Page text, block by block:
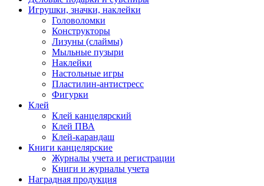
Игрушки, значки, наклейки
Головоломки
Конструкторы
Лизуны (слаймы)
Мыльные пузыри
Наклейки
Настольные игры
Пластилин-антистресс
Фигурки
Клей
Клей канцелярский
Клей ПВА
Клей-карандаш
Книги канцелярские
Журналы учета и регистрации
Книги и журналы учета
Наградная продукция